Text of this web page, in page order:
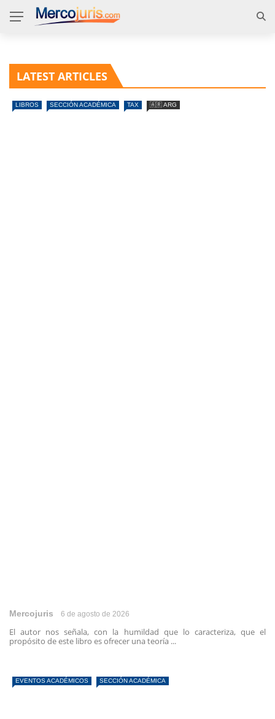
LATEST ARTICLES
LIBROS SECCIÓN ACADÉMICA TAX 🇦🇷 ARG
Mercojuris 6 de agosto de 2026
El autor nos señala, con la humildad que lo caracteriza, que el
propósito de este libro es ofrecer una teoría ...
EVENTOS ACADÉMICOS SECCIÓN ACADÉMICA